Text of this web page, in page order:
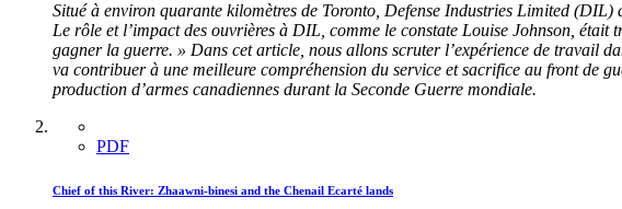
Situé à environ quarante kilomètres de Toronto, Defense Industries Limited
Le rôle et l’impact des ouvrières à DIL, comme le constate Louise Johnson,
gagner la guerre. » Dans cet article, nous allons scruter l’expérience de travail
va contribuer à une meilleure compréhension du service et sacrifice au front de
production d’armes canadiennes durant la Seconde Guerre mondiale.
PDF
Chief of this River: Zhaawni-binesi and the Chenail Ecarté lands